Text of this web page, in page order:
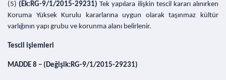
(5) (Ek:RG-9/1/2015-29231)Tek yapılara ilişkin tescil kararı alınırken
Koruma Yüksek Kurulu kararlarına uygun olarak taşınmaz kültür
varlığının yapı grubu ve korunma alanı belirlenir.
Tescil işlemleri
MADDE 8 – (Değişik:RG-9/1/2015-29231)